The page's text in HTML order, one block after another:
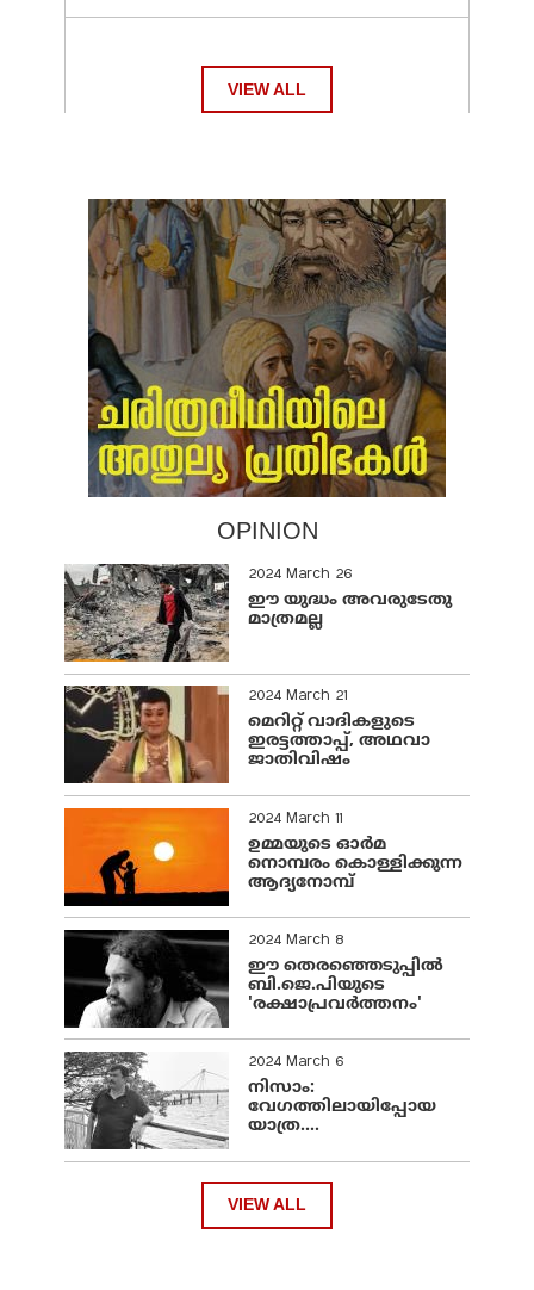
VIEW ALL
OPINION
2024 March 26
ഈ യുദ്ധം അവരുടേതു
മാത്രമല്ല
2024 March 21
മെറിറ്റ് വാദികളുടെ
ഇരട്ടത്താപ്പ്, അഥവാ
ജാതിവിഷം
2024 March 11
ഉമ്മയുടെ ഓർമ
നൊമ്പരം കൊള്ളിക്കുന്ന
ആദ്യനോമ്പ്
2024 March 8
ഈ തെരഞ്ഞെടുപ്പില്‍
ബി.ജെ.പിയുടെ
'രക്ഷാപ്രവര്‍ത്തനം'
2024 March 6
നിസാം:
വേഗത്തിലായിപ്പോയ
യാത്ര....
VIEW ALL